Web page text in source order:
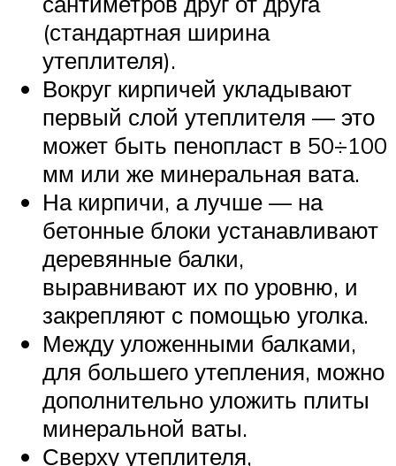
(стандартная ширина
утеплителя).
Вокруг кирпичей укладывают
первый слой утеплителя — это
может быть пенопласт в 50÷100
мм или же минеральная вата.
На кирпичи, а лучше — на
бетонные блоки устанавливают
деревянные балки,
выравнивают их по уровню, и
закрепляют с помощью уголка.
Между уложенными балками,
для большего утепления, можно
дополнительно уложить плиты
минеральной ваты.
Сверху утеплителя,